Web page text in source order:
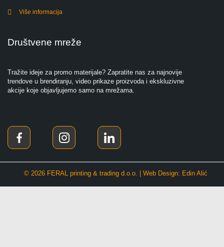
Više informacija
Društvene mreže
Tražite ideje za promo materijale? Zapratite nas za najnovije
trendove u brendiranju, video prikaze proizvoda i ekskluzivne
akcije koje objavljujemo samo na mrežama.
© 2026 FERAL printing & trading d.o.o. | Web Design: Edin Alić